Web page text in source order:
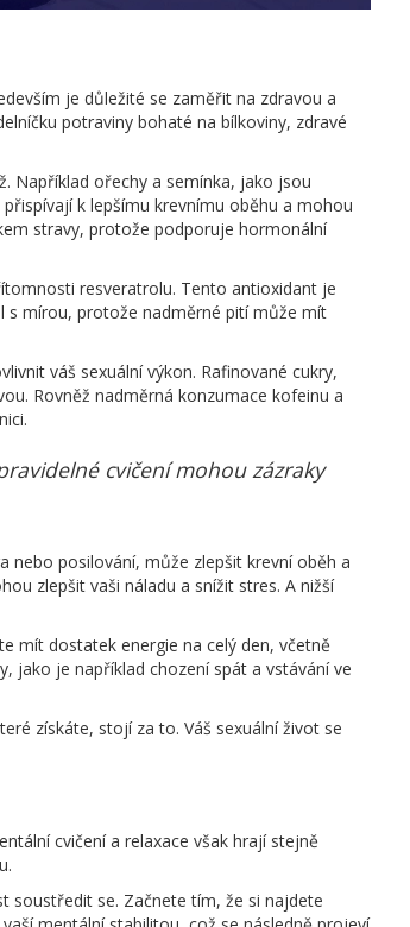
je důležité se zaměřit na zdravou a
potraviny bohaté na bílkoviny, zdravé
Například ořechy a semínka, jako jsou
k lepšímu krevnímu oběhu a mohou
stravy, protože podporuje hormonální
resveratrolu. Tento antioxidant je
s mírou, protože nadměrné pití může mít
váš sexuální výkon. Rafinované cukry,
Rovněž nadměrná konzumace kofeinu a
cvičení mohou zázraky
nebo posilování, může zlepšit krevní oběh a
zlepšit vaši náladu a snížit stres. A nižší
mít dostatek energie na celý den, včetně
jako je například chození spát a vstávání ve
získáte, stojí za to. Váš sexuální život se
cvičení a relaxace však hrají stejně
soustředit se. Začnete tím, že si najdete